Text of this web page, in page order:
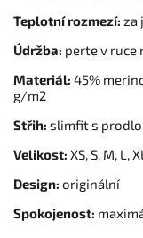
Teplotní rozmezí: za
Údržba: perte v ruce
Materiál: 45%
g/m2
Střih: slimfit s
Velikost: XS, S, M, L,
Design: originální
Spokojenost: